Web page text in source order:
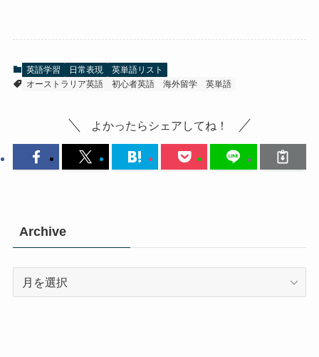
英語学習 日常表現
英単語リスト
オーストラリア英語
初心者英語 海外留学 英単語
よかったらシェアしてね！
Archive
Archive